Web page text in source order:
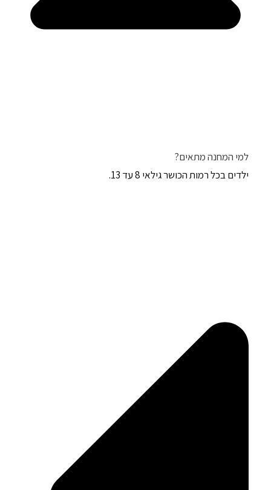
למי המחנה מתאים?
ילדים בכל רמות הכושר גילאי 8 עד 13.